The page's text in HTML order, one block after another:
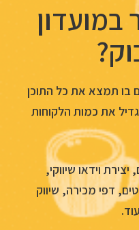
במועדון
בו תמצא את כל התוכן
את כמות הלקוחות
וידאו שיווקי,
דפי מכירה, שיווק